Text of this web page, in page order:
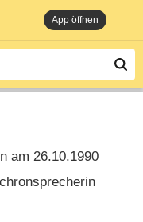
App öffnen
am 26.10.1990